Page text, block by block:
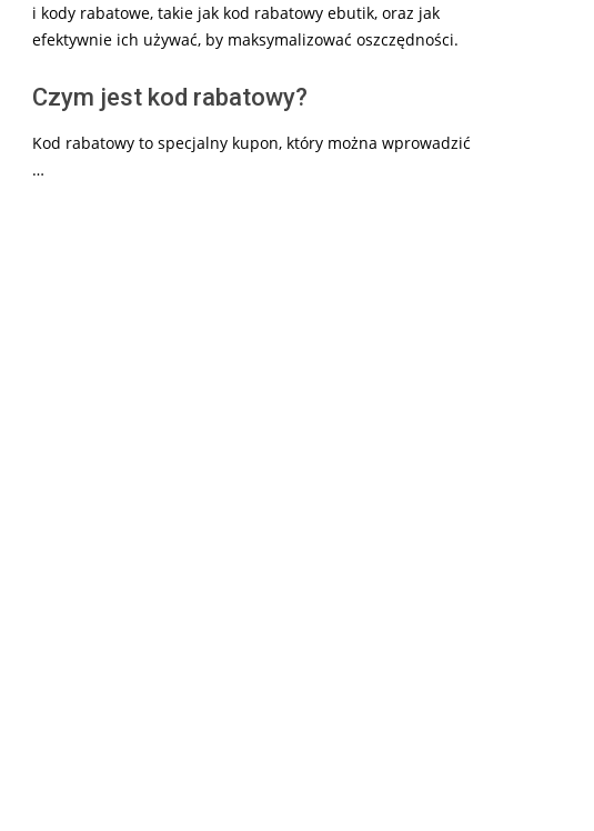
i kody rabatowe, takie jak kod rabatowy ebutik, oraz jak
efektywnie ich używać, by maksymalizować oszczędności.
Czym jest kod rabatowy?
Kod rabatowy to specjalny kupon, który można wprowadzić
…